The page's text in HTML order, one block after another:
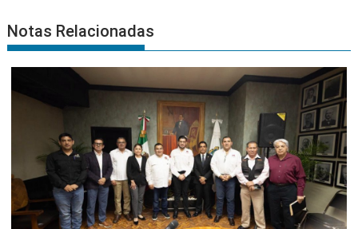
Notas Relacionadas